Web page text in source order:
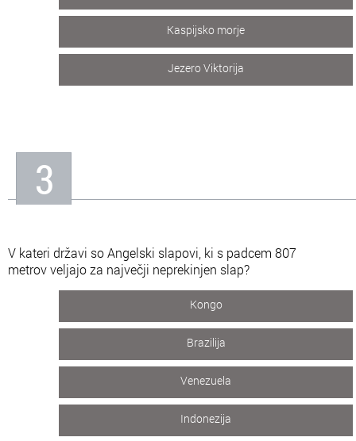
Kaspijsko morje
Jezero Viktorija
3
V kateri državi so Angelski slapovi, ki s padcem 807
metrov veljajo za največji neprekinjen slap?
Kongo
Brazilija
Venezuela
Indonezija